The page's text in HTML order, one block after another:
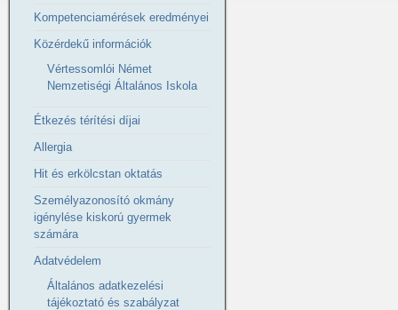
Kompetenciamérések eredményei
Közérdekű információk
Vértessomlói Német
Nemzetiségi Általános Iskola
Étkezés térítési díjai
Allergia
Hit és erkölcstan oktatás
Személyazonosító okmány
igénylése kiskorú gyermek
számára
Adatvédelem
Általános adatkezelési
tájékoztató és szabályzat